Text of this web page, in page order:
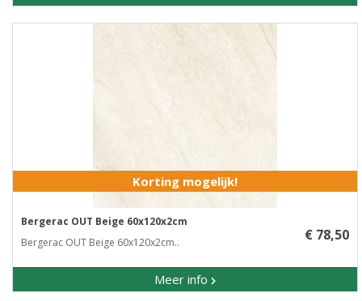
Korting mogelijk!
Bergerac OUT Beige 60x120x2cm
Bergerac OUT Beige 60x120x2cm..
Meer info
€ 78,50